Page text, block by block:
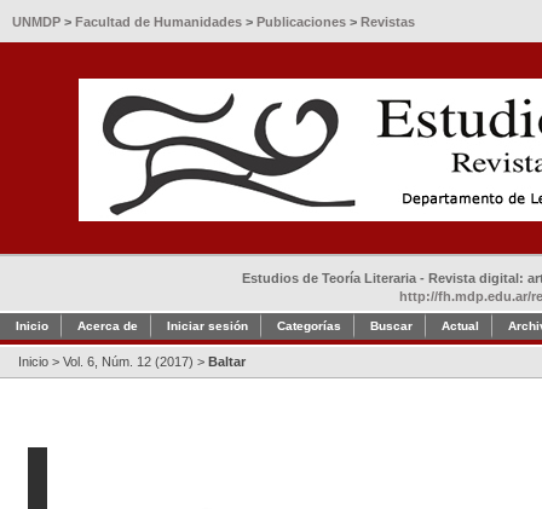
UNMDP > Facultad de Humanidades > Publicaciones > Revistas
Estudios de Teoría Literaria - Revista digital:
http://fh.mdp.edu.ar/
Inicio Acerca de Iniciar sesión Categorías Buscar Actual
Inicio > Vol. 6, Núm. 12 (2017) > Baltar